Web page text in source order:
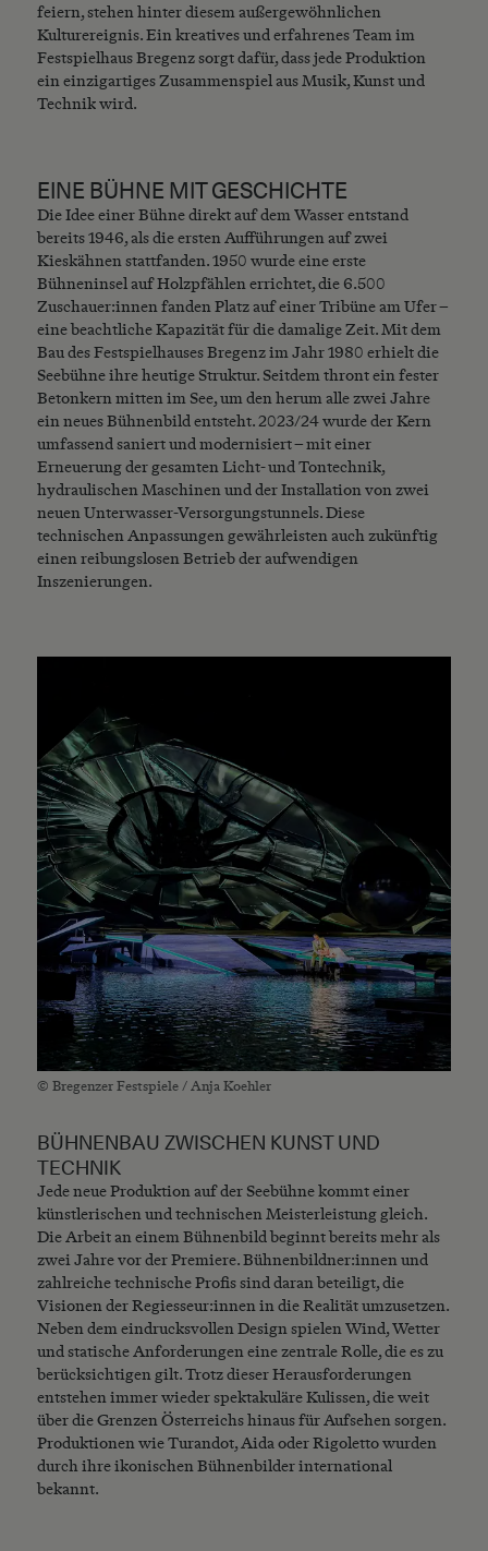
feiern, stehen hinter diesem außergewöhnlichen
Kulturereignis. Ein kreatives und erfahrenes Team im
Festspielhaus Bregenz sorgt dafür, dass jede Produktion
ein einzigartiges Zusammenspiel aus Musik, Kunst und
Technik wird.
EINE BÜHNE MIT GESCHICHTE
Die Idee einer Bühne direkt auf dem Wasser entstand
bereits 1946, als die ersten Aufführungen auf zwei
Kieskähnen stattfanden. 1950 wurde eine erste
Bühneninsel auf Holzpfählen errichtet, die 6.500
Zuschauer:innen fanden Platz auf einer Tribüne am Ufer –
eine beachtliche Kapazität für die damalige Zeit. Mit dem
Bau des Festspielhauses Bregenz im Jahr 1980 erhielt die
Seebühne ihre heutige Struktur. Seitdem thront ein fester
Betonkern mitten im See, um den herum alle zwei Jahre
ein neues Bühnenbild entsteht. 2023/24 wurde der Kern
umfassend saniert und modernisiert – mit einer
Erneuerung der gesamten Licht- und Tontechnik,
hydraulischen Maschinen und der Installation von zwei
neuen Unterwasser-Versorgungstunnels. Diese
technischen Anpassungen gewährleisten auch zukünftig
einen reibungslosen Betrieb der aufwendigen
Inszenierungen.
© Bregenzer Festspiele / Anja Koehler
BÜHNENBAU ZWISCHEN KUNST UND
TECHNIK
Jede neue Produktion auf der Seebühne kommt einer
künstlerischen und technischen Meisterleistung gleich.
Die Arbeit an einem Bühnenbild beginnt bereits mehr als
zwei Jahre vor der Premiere. Bühnenbildner:innen und
zahlreiche technische Profis sind daran beteiligt, die
Visionen der Regiesseur:innen in die Realität umzusetzen.
Neben dem eindrucksvollen Design spielen Wind, Wetter
und statische Anforderungen eine zentrale Rolle, die es zu
berücksichtigen gilt. Trotz dieser Herausforderungen
entstehen immer wieder spektakuläre Kulissen, die weit
über die Grenzen Österreichs hinaus für Aufsehen sorgen.
Produktionen wie Turandot, Aida oder Rigoletto wurden
durch ihre ikonischen Bühnenbilder international
bekannt.